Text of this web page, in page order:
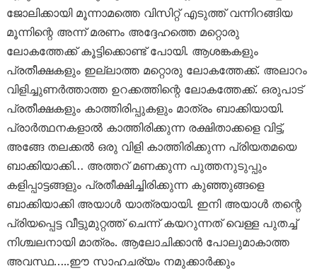
ജോലിക്കായി മൂന്നാമത്തെ വിസിറ്റ് എടുത്ത് വന്നിറങ്ങിയ
മൂന്നിന്റെ അന്ന് മരണം അദ്ദേഹത്തെ മറ്റൊരു
ലോകത്തേക്ക് കൂട്ടിക്കൊണ്ട് പോയി. ആശങ്കകളും
പ്രതീക്ഷകളും ഇല്ലാത്ത മറ്റൊരു ലോകത്തേക്ക്. അലാറം
വിളിച്ചുണർത്താത്ത ഉറക്കത്തിന്റെ ലോകത്തേക്ക്. ഒരുപാട്
പ്രതീക്ഷകളും കാത്തിരിപ്പുകളും മാത്രം ബാക്കിയായി.
പ്രാർത്ഥനകളാൽ കാത്തിരിക്കുന്ന രക്ഷിതാക്കളെ വിട്ട്,
അങ്ങേ തലക്കൽ ഒരു വിളി കാത്തിരിക്കുന്ന പ്രിയതമയെ
ബാക്കിയാക്കി… അത്തറ് മണക്കുന്ന പുത്തനുടുപ്പും
കളിപ്പാട്ടങ്ങളും പ്രതീക്ഷിച്ചിരിക്കുന്ന കുഞ്ഞുങ്ങളെ
ബാക്കിയാക്കി അയാൾ യാത്രയായി. ഇനി അയാൾ തന്റെ
പ്രിയപ്പെട്ട വീട്ടുമുറ്റത്ത് ചെന്ന് കയറുന്നത് വെള്ള പുതച്ച്
നിശ്ചലനായി മാത്രം. ആലോചിക്കാൻ പോലുമാകാത്ത
അവസ്ഥ…..ഈ സാഹചര്യം നമുക്കാർക്കും